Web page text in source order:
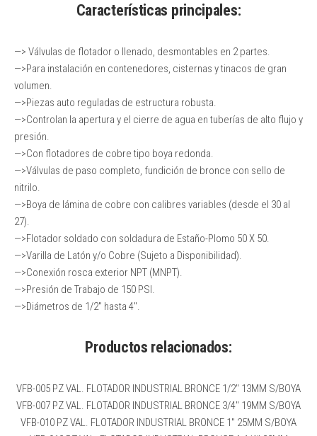
Características principales:
—> Válvulas de flotador o llenado, desmontables en 2 partes.
—>Para instalación en contenedores, cisternas y tinacos de gran
volumen.
—>Piezas auto reguladas de estructura robusta.
—>Controlan la apertura y el cierre de agua en tuberías de alto flujo y
presión.
—>Con flotadores de cobre tipo boya redonda.
—>Válvulas de paso completo, fundición de bronce con sello de
nitrilo.
—>Boya de lámina de cobre con calibres variables (desde el 30 al
27).
—>Flotador soldado con soldadura de Estaño-Plomo 50 X 50.
—>Varilla de Latón y/o Cobre (Sujeto a Disponibilidad).
—>Conexión rosca exterior NPT (MNPT).
—>Presión de Trabajo de 150 PSI.
—>Diámetros de 1/2″ hasta 4″.
Productos relacionados:
VFB-005 PZ VAL. FLOTADOR INDUSTRIAL BRONCE 1/2″ 13MM S/BOYA
VFB-007 PZ VAL. FLOTADOR INDUSTRIAL BRONCE 3/4″ 19MM S/BOYA
VFB-010 PZ VAL. FLOTADOR INDUSTRIAL BRONCE 1″ 25MM S/BOYA